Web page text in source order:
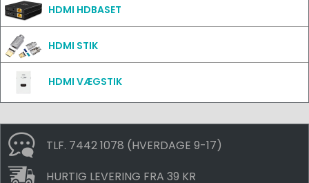
HDMI HDBASET
HDMI STIK
HDMI VÆGSTIK
TLF. 7442 1078 (HVERDAGE 9-17)
HURTIG LEVERING FRA 39 KR